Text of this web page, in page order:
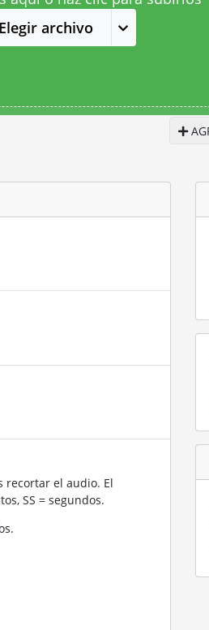
Elegir archivo
recortar el audio. El
SS = segundos.